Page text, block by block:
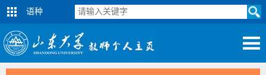
语种